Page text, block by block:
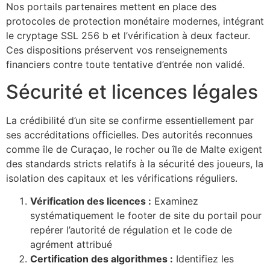
Nos portails partenaires mettent en place des
protocoles de protection monétaire modernes, intégrant
le cryptage SSL 256 b et l’vérification à deux facteur.
Ces dispositions préservent vos renseignements
financiers contre toute tentative d’entrée non validé.
Sécurité et licences légales
La crédibilité d’un site se confirme essentiellement par
ses accréditations officielles. Des autorités reconnues
comme île de Curaçao, le rocher ou île de Malte exigent
des standards stricts relatifs à la sécurité des joueurs, la
isolation des capitaux et les vérifications réguliers.
Vérification des licences : Examinez
systématiquement le footer de site du portail pour
repérer l’autorité de régulation et le code de
agrément attribué
Certification des algorithmes : Identifiez les